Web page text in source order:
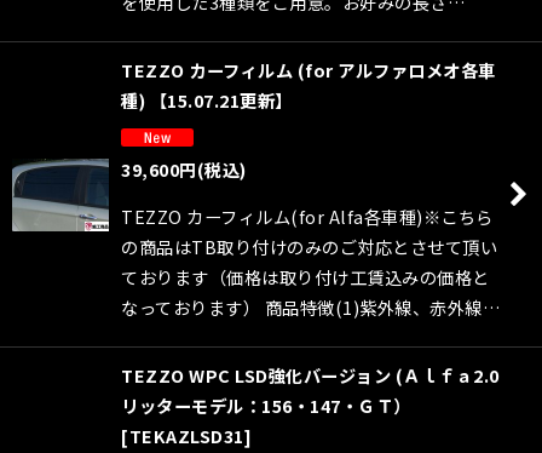
TEZZO カーフィルム (for アルファロメオ各車
種) 【15.07.21更新】
39,600円(税込)
TEZZO カーフィルム(for Alfa各車種)※こちら
の商品はTB取り付けのみのご対応とさせて頂い
ております（価格は取り付け工賃込みの価格と
なっております） 商品特徴(1)紫外線、赤外線…
TEZZO WPC LSD強化バージョン (Ａｌｆａ2.0
リッターモデル：156・147・ＧＴ）
[TEKAZLSD31]